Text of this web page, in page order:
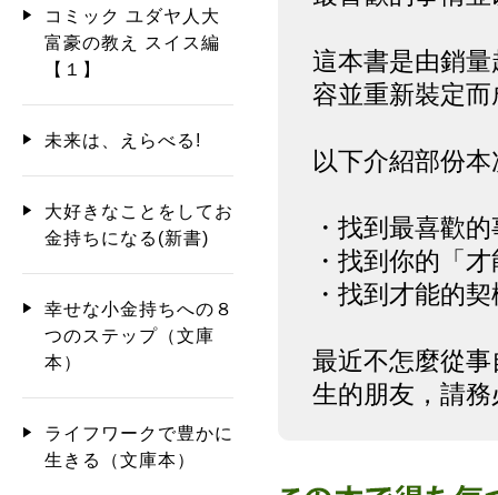
這本書是由銷
容並重新裝定而
以下介紹部份
・找到最喜歡
・找到你的「
・找到才能的
最近不怎麼從
生的朋友，請
コミック ユダヤ人大
富豪の教え スイス編
【１】
未来は、えらべる!
大好きなことをしてお
金持ちになる(新書)
幸せな小金持ちへの８
つのステップ（文庫
本）
ライフワークで豊かに
生きる（文庫本）